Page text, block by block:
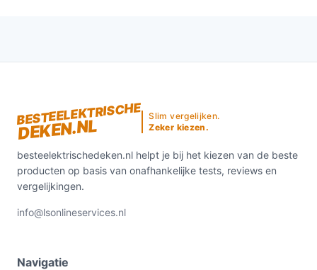
BESTEELEKTRISCHE
DEKEN.NL
Slim vergelijken.
Zeker kiezen.
besteelektrischedeken.nl helpt je bij het kiezen van de beste
producten op basis van onafhankelijke tests, reviews en
vergelijkingen.
info@lsonlineservices.nl
Navigatie